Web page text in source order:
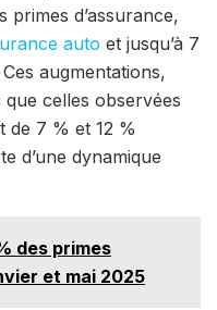
primes d’assurance,
auto et jusqu’à 7
augmentations,
celles observées
de 7 % et 12 %
d’une dynamique
des primes
et mai 2025